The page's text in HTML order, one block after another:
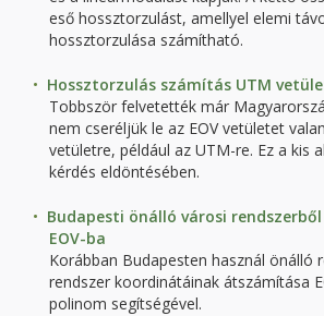
eső hossztorzulást, amellyel elemi
hossztorzulása számítható.
Hossztorzulás számítás UTM
Tobbször felvetették már
nem cseréljük le az EOV vetületet
vetületre, például az UTM-re. Ez a kis
kérdés eldöntésében.
Budapesti önálló városi
EOV-ba
Korábban Budapesten használ önálló
rendszer koordinátáinak átszámítása
polinom segítségével.